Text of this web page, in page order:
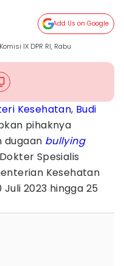
Add Us on Google
IX DPR RI, Rabu
Kesehatan, Budi
pihaknya
dugaan bullying
Spesialis
Kesehatan
2023 hingga 25